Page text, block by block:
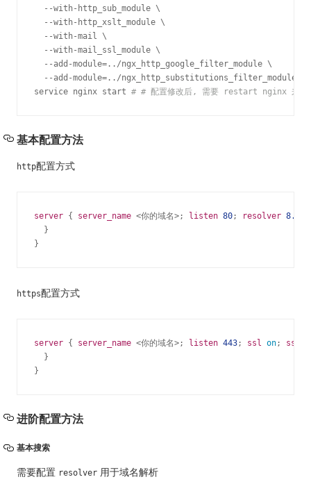
  --with-http_sub_module \
  --with-http_xslt_module \
  --with-mail \
  --with-mail_ssl_module \
  --add-module=../ngx_http_google_filter_module \
  --add-module=../ngx_http_substitutions_filter_module
service nginx start # # 配置修改后, 需要 restart nginx 来让
基本配置方法
http配置方式
server { server_name <你的域名>; listen 80; resolver
  }
}
https配置方式
server { server_name <你的域名>; listen 443; ssl on;
  }
}
进阶配置方法
基本搜索
需要配置 resolver 用于域名解析